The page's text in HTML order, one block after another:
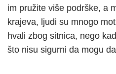
im pružite više podrške, a
krajeva, ljudi su mnogo
hvali zbog sitnica, nego
što nisu sigurni da mogu